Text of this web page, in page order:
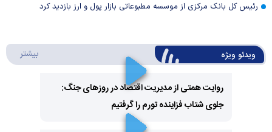
رئیس کل بانک مرکزی از موسسه مطبوعاتی بازار پول و ارز بازدید کرد
ویدئو ویژه بیشتر
Play
روایت همتی از مدیریت اقتصاد در روزهای جنگ:
جلوی شتاب فزاینده تورم را گرفتیم